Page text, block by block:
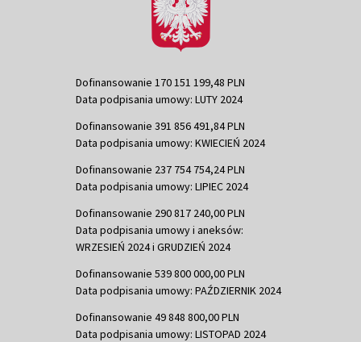
Dofinansowanie 170 151 199,48 PLN
Data podpisania umowy: LUTY 2024
Dofinansowanie 391 856 491,84 PLN
Data podpisania umowy: KWIECIEŃ 2024
Dofinansowanie 237 754 754,24 PLN
Data podpisania umowy: LIPIEC 2024
Dofinansowanie 290 817 240,00 PLN
Data podpisania umowy i aneksów:
WRZESIEŃ 2024 i GRUDZIEŃ 2024
Dofinansowanie 539 800 000,00 PLN
Data podpisania umowy: PAŹDZIERNIK 2024
Dofinansowanie 49 848 800,00 PLN
Data podpisania umowy: LISTOPAD 2024